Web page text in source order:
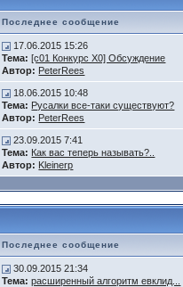
Последнее сообщение
17.06.2015 15:26
Тема: [c01 Конкурс X0] Обсуждение
Автор: PeterRees
18.06.2015 10:48
Тема: Русалки все-таки существуют?
Автор: PeterRees
23.09.2015 7:41
Тема: Как вас теперь называть?..
Автор: Kleinerp
Последнее сообщение
30.09.2015 21:34
Тема: расширенный алгоритм евклид...